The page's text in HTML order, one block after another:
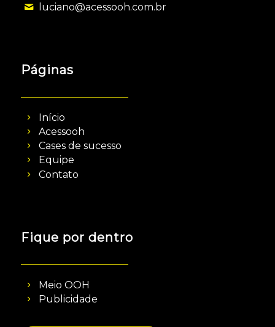
luciano@acessooh.com.br
Páginas
Início
Acessooh
Cases de sucesso
Equipe
Contato
Fique por dentro
Meio OOH
Publicidade